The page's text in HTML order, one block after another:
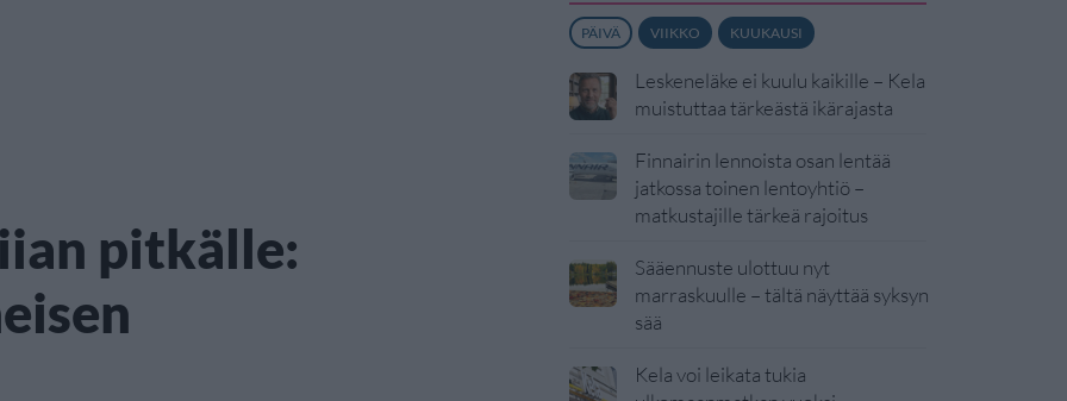
pitkälle:
PÄIVÄ VIIKKO KUUKAUSI
Leskeneläke ei kuulu kaikille – Kela
muistuttaa tärkeästä ikärajasta
Finnairin lennoista osan lentää
jatkossa toinen lentoyhtiö –
matkustajille tärkeä rajoitus
Sääennuste ulottuu nyt
marraskuulle – tältä näyttää syksyn
sää
Kela voi leikata tukia